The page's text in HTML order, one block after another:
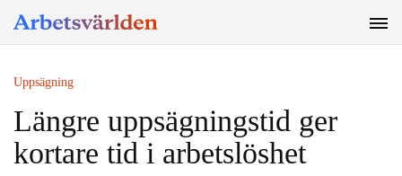
Uppsägning
Längre uppsägningstid ger
kortare tid i arbetslöshet